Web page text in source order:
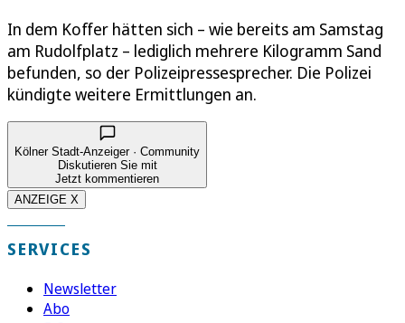
In dem Koffer hätten sich – wie bereits am Samstag
am Rudolfplatz – lediglich mehrere Kilogramm Sand
befunden, so der Polizeipressesprecher. Die Polizei
kündigte weitere Ermittlungen an.
Kölner Stadt-Anzeiger · Community
Diskutieren Sie mit
Jetzt kommentieren
ANZEIGE X
SERVICES
Newsletter
Abo